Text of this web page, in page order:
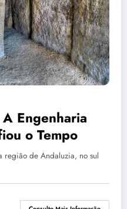
Engenharia
o Tempo
região de Andaluzia, no sul